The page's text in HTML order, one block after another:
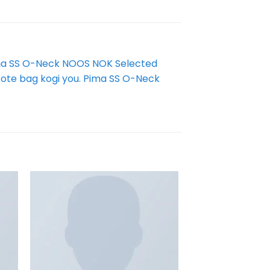
O-Neck NOOS NOK Selected
bag kogi you. Pima SS O-Neck